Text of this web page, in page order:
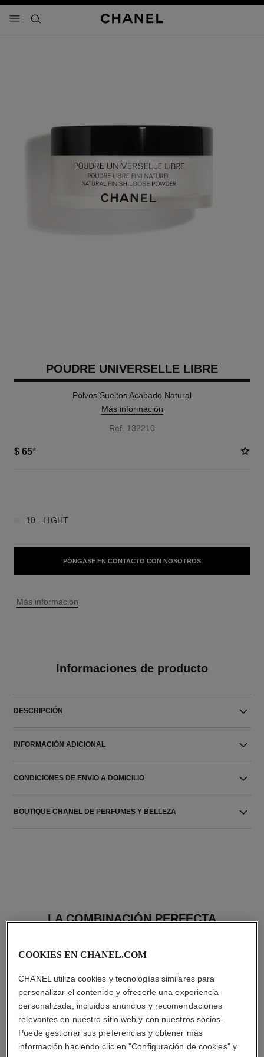
- navegación principal
buscar
POUDRE UNIVERSELLE LIBRE
Polvos Sueltos Acabado Natural
Más información
Ref. 132210
$ 65*
10 - LIGHT
PÓNGASE EN CONTACTO CON NOSOTROS
↩
Más información
Informaciones de producto
DESCRIPCIÓN
INFORMACIÓN ADICIONAL
CONDICIONES DE ENVIO A DOMICILIO
BOUTIQUE CHANEL DE PERFUMES Y BELLEZA
LA COMBINACIÓN PERFECTA
COOKIES EN CHANEL.COM
CHANEL utiliza cookies y tecnologías similares para
personalizar el contenido y ofrecerle una experiencia
personalizada, incluidos anuncios y recomendaciones
relevantes en nuestro sitio web y con nuestros socios.
Puede gestionar sus preferencias y obtener más
información haciendo clic en "Configuración de cookies" y